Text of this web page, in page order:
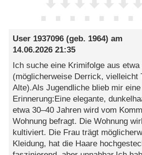
User 1937096 (geb. 1964) am
14.06.2026 21:35
Ich suche eine Krimifolge aus etwa
(möglicherweise Derrick, vielleicht
Alte).Als Jugendliche blieb mir
Erinnerung:Eine elegante,
etwa 30–40 Jahren wird vom
Wohnung befragt. Die Wohnung
kultiviert. Die Frau trägt
Kleidung, hat die Haare